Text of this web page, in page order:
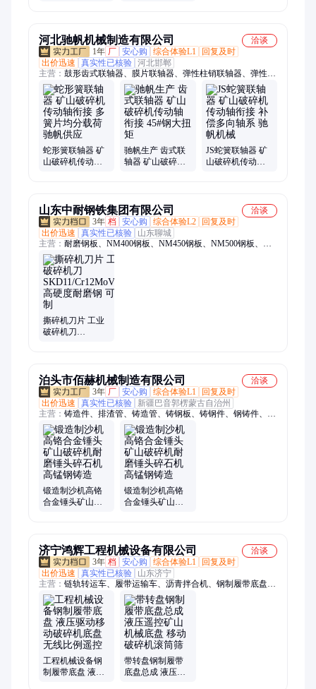
河北驰帆机械制造有限公司
洽谈
1年 厂 安心购 综合体验L1
回复及时
出价迅速
真实性已核验 河北邯郸
主营： 鼓形齿式联轴器、膜片联轴器、弹性柱销联轴器、弹性套
联轴器、十字滑块联轴器、梅花联轴器、星型联轴器、柱销齿式
联轴器、夹壳联轴器、链条联轴器、蛇簧弹性联轴器、蛇型弹簧
联轴器、凸缘联轴器、GIICL型鼓型齿式、齿式联轴器、XL 星
型联轴器、JQ型夹壳联轴器
蛇形簧联轴器 矿
山破碎机传动轴
驰帆生产 齿式联
轴器 矿山破碎机
JS蛇簧联轴器 矿
山破碎机传动轴
山东中耐钢铁集团有限公司
洽谈
3年 档 安心购 综合体验L2
回复及时
出价迅速
真实性已核验
山东聊城
主营： 耐磨钢板、NM400钢板、NM450钢板、NM500钢板、
NM600钢板、进口耐磨钢板、焊达耐磨钢板、容器钢板、锅炉钢
板、高强钢板、圆钢、工具钢圆钢、模具钢圆钢、碳素钢圆钢、
堆焊耐磨板、复合耐磨板、碳化铬耐磨板
撕碎机刀片 工业
破碎机刀
泊头市佰赫机械制造有限公司
洽谈
3年 厂 安心购 综合体验L1
回复及时
出价迅速
真实性已核验
新疆巴音郭楞蒙古自治州
主营： 铸造件、排渣管、铸造管、铸钢板、铸钢件、钢铸件、耐
热钢、耐磨钢、铸铁件、铁铸件、输送辊、耐热舟、下底板、灰
铁件、炉台板、还原罐、导向板、耐磨管、下料管、泡沫模、挡
砖圈、斜口管、炉底板、压铸件、灰铸铁
锻造制沙机高铬
合金锤头矿山破
锻造制沙机高铬
合金锤头矿山破
济宁鸿辉工程机械设备有限公司
洽谈
3年 档 安心购 综合体验L1
回复及时
出价迅速
真实性已核验
山东济宁
主营： 链轨转运车、履带运输车、沥青拌合机、钢制履带底盘、
长螺旋打桩机、光伏打桩机、沥青搅拌机、公路护栏打桩机、履
带搅拌罐车、履带底盘、护坡钻机、履带随车吊、履带吊车、四
不像运输车、四不像随车挖、四不像随车抓、四不像吊挖一体
机、三轮随车吊、履带随车挖、地基打桩机、电线杆打桩机、抗
浮锚杆打桩机、蜘蛛吊、随车挖运输车
工程机械设备钢
制履带底盘 液压
带转盘钢制履带
底盘总成 液压遥